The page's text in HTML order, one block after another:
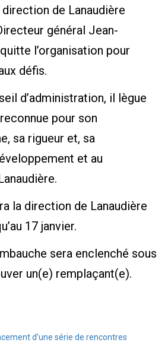
de Lanaudière
général Jean-
l’organisation pour
défis.
d’administration, il lègue
pour son
sa rigueur et, sa
et au
la direction de Lanaudière
17 janvier.
sera enclenché sous
un(e) remplaçant(e).
d’une série de rencontres